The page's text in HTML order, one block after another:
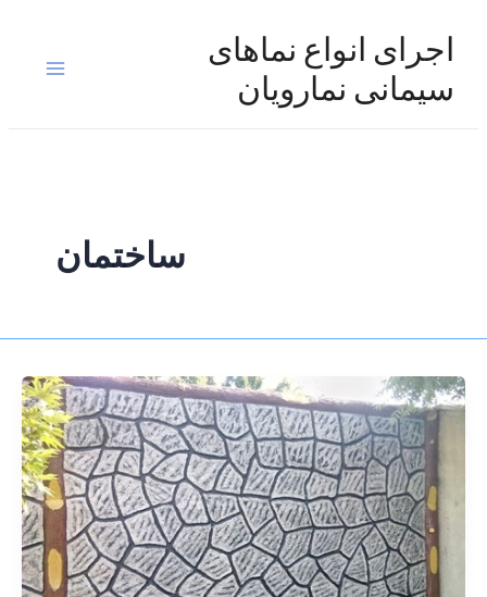
اجرای انواع نماهای
سیمانی نمارویان
Main
ساختمان